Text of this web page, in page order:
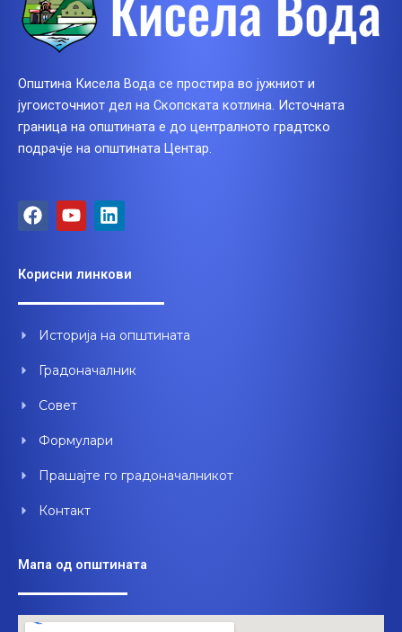
Општина Кисела Вода се простира во јужниот и
југоисточниот дел на Скопската котлина. Источната
граница на општината е до централното градтско
подрачје на општината Центар.
F
a
b
o
k
Y
o
u
b
L
i
e
d
n
Корисни линкови
Историја на општината
Градоначалник
Совет
Формулари
Прашајте го градоначалникот
Контакт
Мапа од општината